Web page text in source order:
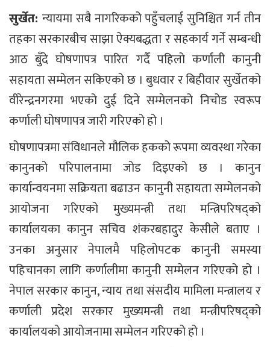
सुर्खेत: न्यायमा सबै नागरिकको पहुँचलाई सुनिश्चित गर्न तीन
तहका सरकारबीच साझा ऐक्यबद्धता र सहकार्य गर्ने सम्बन्धी
आठ बुँदे घोषणापत्र पारित गर्दै पहिलो कर्णाली कानुनी
सहायता सम्मेलन सकिएको छ । बुधवार र बिहीवार सुर्खेतको
वीरेन्द्रनगरमा भएको दुई दिने सम्मेलनको निचोड स्वरूप
कर्णाली घोषणापत्र जारी गरिएको हो ।
घोषणापत्रमा संविधानले मौलिक हकको रूपमा व्यवस्था गरेका
कानुनको परिपालनामा जोड दिइएको छ । कानुन
कार्यान्वयनमा सक्रियता बढाउन कानुनी सहायता सम्मेलनको
आयोजना गरिएको मुख्यमन्त्री तथा मन्त्रिपरिषद्को
कार्यालयका कानुन सचिव शंकरबहादुर केसीले बताए ।
उनका अनुसार नेपालमै पहिलोपटक कानुनी समस्या
पहिचानका लागि कर्णालीमा कानुनी सम्मेलन गरिएको हो ।
नेपाल सरकार कानुन, न्याय तथा संसदीय मामिला मन्त्रालय र
कर्णाली प्रदेश सरकार मुख्यमन्त्री तथा मन्त्रीपरिषद्को
कार्यालयको आयोजनामा सम्मेलन गरिएको हो ।